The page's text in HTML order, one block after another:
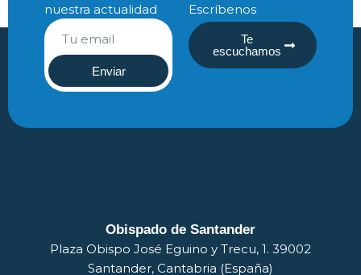
nuestra actualidad
Enviar
Escríbenos
Te
escuchamos
Obispado de Santander
Plaza Obispo José Eguino y Trecu, 1. 39002
Santander, Cantabria (España)